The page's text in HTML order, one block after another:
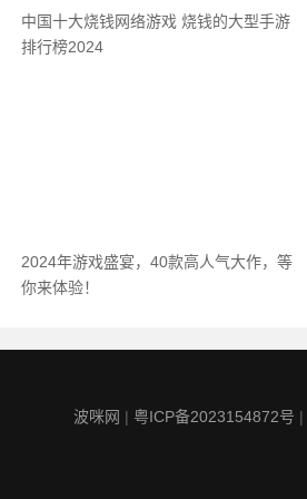
中国十大烧钱网络游戏 烧钱的大型手游
排行榜2024
2024年游戏盛宴，40款高人气大作，等
你来体验！
波咪网 | 粤ICP备2023154872号 |